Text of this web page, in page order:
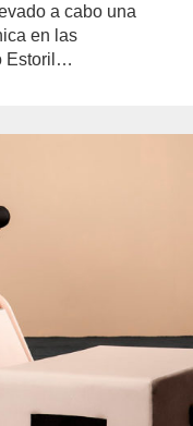
a cabo una
en las
Estoril…